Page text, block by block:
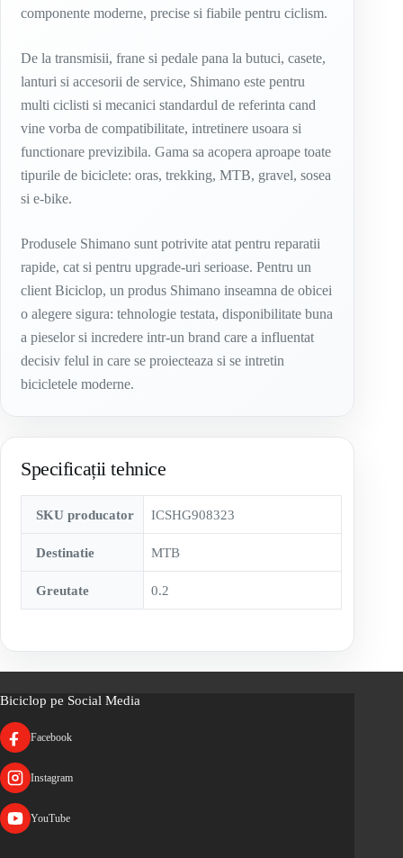
componente moderne, precise si fiabile pentru ciclism.
De la transmisii, frane si pedale pana la butuci, casete,
lanturi si accesorii de service, Shimano este pentru
multi ciclisti si mecanici standardul de referinta cand
vine vorba de compatibilitate, intretinere usoara si
functionare previzibila. Gama sa acopera aproape toate
tipurile de biciclete: oras, trekking, MTB, gravel, sosea
si e-bike.
Produsele Shimano sunt potrivite atat pentru reparatii
rapide, cat si pentru upgrade-uri serioase. Pentru un
client Biciclop, un produs Shimano inseamna de obicei
o alegere sigura: tehnologie testata, disponibilitate buna
a pieselor si incredere intr-un brand care a influentat
decisiv felul in care se proiecteaza si se intretin
bicicletele moderne.
Specificații tehnice
SKU producator ICSHG908323
Destinatie MTB
Greutate 0.2
Biciclop pe Social Media
Facebook
Instagram
YouTube